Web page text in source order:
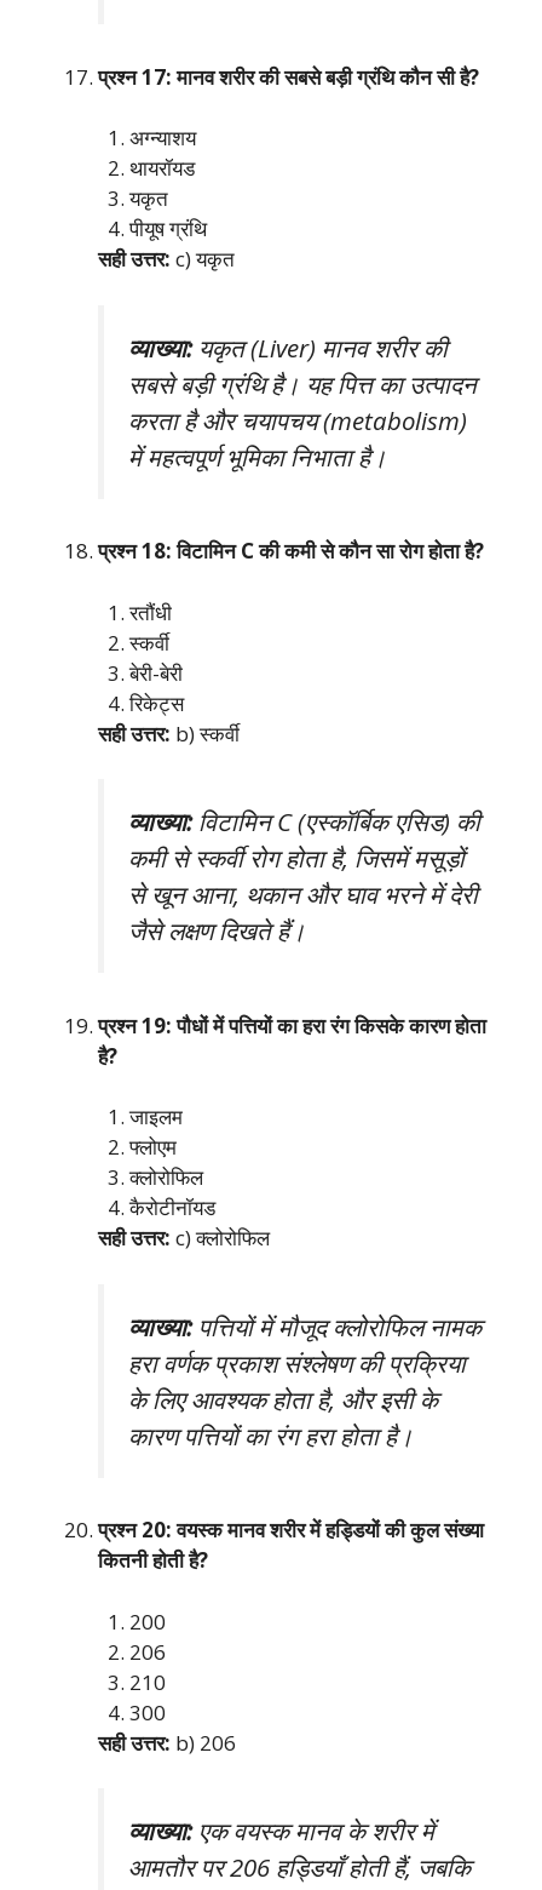
प्रश्न 17: मानव शरीर की सबसे बड़ी ग्रंथि कौन सी है?
अग्न्याशय
थायरॉयड
यकृत
पीयूष ग्रंथि
सही उत्तर: c) यकृत
व्याख्या:यकृत (Liver) मानव शरीर की
सबसे बड़ी ग्रंथि है। यह पित्त का उत्पादन
करता है और चयापचय (metabolism)
में महत्वपूर्ण भूमिका निभाता है।
प्रश्न 18: विटामिन C की कमी से कौन सा रोग होता है?
रतौंधी
स्कर्वी
बेरी-बेरी
रिकेट्स
सही उत्तर: b) स्कर्वी
व्याख्या:विटामिन C (एस्कॉर्बिक एसिड) की
कमी से स्कर्वी रोग होता है, जिसमें मसूड़ों
से खून आना, थकान और घाव भरने में देरी
जैसे लक्षण दिखते हैं।
प्रश्न 19: पौधों में पत्तियों का हरा रंग किसके कारण होता
है?
जाइलम
फ्लोएम
क्लोरोफिल
कैरोटीनॉयड
सही उत्तर: c) क्लोरोफिल
व्याख्या:पत्तियों में मौजूद क्लोरोफिल नामक
हरा वर्णक प्रकाश संश्लेषण की प्रक्रिया
के लिए आवश्यक होता है, और इसी के
कारण पत्तियों का रंग हरा होता है।
प्रश्न 20: वयस्क मानव शरीर में हड्डियों की कुल संख्या
कितनी होती है?
200
206
210
300
सही उत्तर: b) 206
व्याख्या:एक वयस्क मानव के शरीर में
आमतौर पर 206 हड्डियाँ होती हैं, जबकि